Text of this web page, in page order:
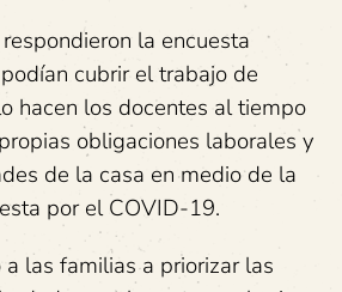
la encuesta
cubrir el trabajo de
hacen los docentes al tiempo
obligaciones laborales y
de la casa en medio de la
por el COVID-19.
las familias a priorizar las